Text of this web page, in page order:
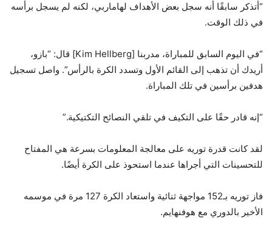
“أتذكر سابقًا أنه سجل بعض الأهداف لهاماربي، لكنه لم يسجل برأسه
في ذلك الوقت.
“في اليوم السابق للمباراة، مدربنا [Kim Hellberg] قال: “بازو،
أريدك أن تذهب إلى القائم الأول وتسدد الكرة بالرأس”. واصل تسجيل
هدفين برأسين في تلك المباراة.
“إنه قادر حقًا على التكيف في تلقي النصائح التكتيكية.”
لقد كانت قدرة توريه على معالجة المعلومات بسرعة هي المفتاح
للتحسينات التي أجراها عندما استحوذ على الكرة أيضًا.
فاز توريه بـ152 مواجهة ثنائية واستعاد الكرة 127 مرة في موسمه
الأخير بالدوري مع هوفنهايم.